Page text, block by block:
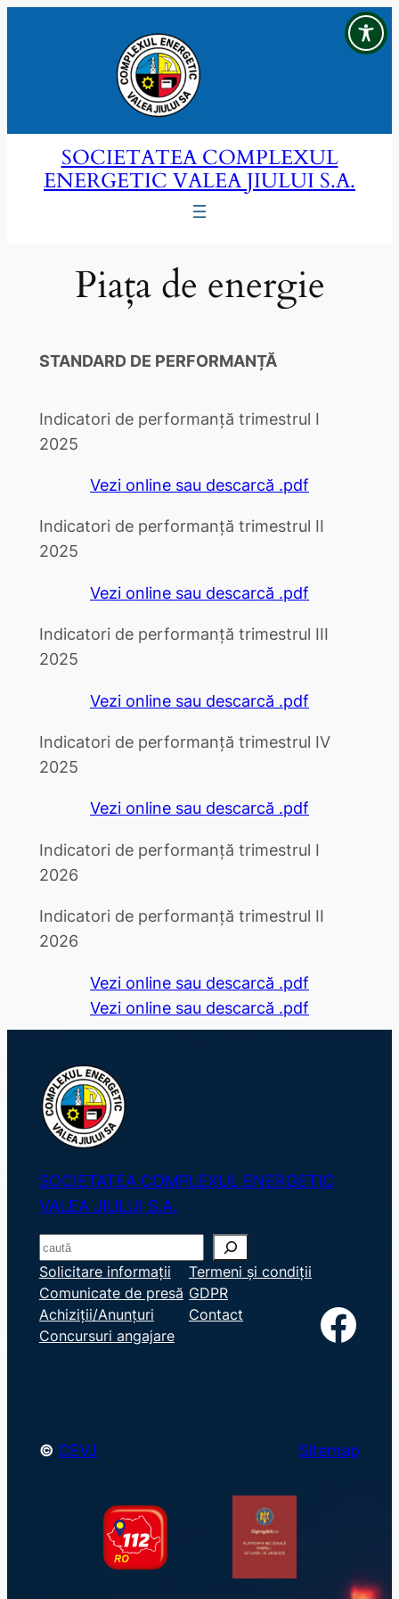
SOCIETATEA COMPLEXUL
ENERGETIC VALEA JIULUI S.A.
Piața de energie
STANDARD DE PERFORMANȚĂ
Indicatori de performanță trimestrul I
2025
Vezi online sau descarcă .pdf
Indicatori de performanță trimestrul II
2025
Vezi online sau descarcă .pdf
Indicatori de performanță trimestrul III
2025
Vezi online sau descarcă .pdf
Indicatori de performanță trimestrul IV
2025
Vezi online sau descarcă .pdf
Indicatori de performanță trimestrul I
2026
Indicatori de performanță trimestrul II
2026
Vezi online sau descarcă .pdf
Vezi online sau descarcă .pdf
SOCIETATEA COMPLEXUL ENERGETIC
VALEA JIULUI S.A.
S
e
a
r
c
Solicitare informații
Comunicate de presă
Achiziții/Anunțuri
Concursuri angajare
Termeni și condiții
GDPR
Contact
Facebook
© CEVJ Sitemap